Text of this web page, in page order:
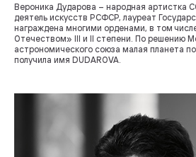
Вероника Дударова – народная артистка
деятель искусств РСФСР, лауреат
награждена многими орденами, в том
Отечеством» III и II степени. По решению
астрономического союза малая планета
получила имя DUDAROVA.